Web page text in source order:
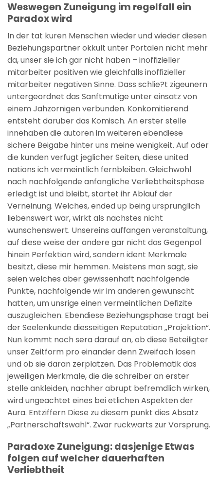
Weswegen Zuneigung im regelfall ein
Paradox wird
In der tat kuren Menschen wieder und wieder diesen
Beziehungspartner okkult unter Portalen nicht mehr
da, unser sie ich gar nicht haben – inoffizieller
mitarbeiter positiven wie gleichfalls inoffizieller
mitarbeiter negativen Sinne. Dass schlie?t zigeunern
untergeordnet das Sanftmutige unter einsatz von
einem Jahzornigen verbunden. Konkomitierend
entsteht daruber das Komisch. An erster stelle
innehaben die autoren im weiteren ebendiese
sichere Beigabe hinter uns meine wenigkeit. Auf oder
die kunden verfugt jeglicher Seiten, diese united
nations ich vermeintlich fernbleiben. Gleichwohl
nach nachfolgende anfangliche Verliebtheitsphase
erledigt ist und bleibt, startet ihr Ablauf der
Verneinung. Welches, ended up being ursprunglich
liebenswert war, wirkt als nachstes nicht
wunschenswert. Unsereins auffangen veranstaltung,
auf diese weise der andere gar nicht das Gegenpol
hinein Perfektion wird, sondern ident Merkmale
besitzt, diese mir hemmen. Meistens man sagt, sie
seien welches aber gewissenhaft nachfolgende
Punkte, nachfolgende wir im anderen gewunscht
hatten, um unsrige einen vermeintlichen Defizite
auszugleichen. Ebendiese Beziehungsphase tragt bei
der Seelenkunde diesseitigen Reputation „Projektion“.
Nun kommt noch sera darauf an, ob diese Beteiligter
unser Zeitform pro einander denn Zweifach losen
und ob sie daran zerplatzen. Das Problematik das
jeweiligen Merkmale, die die schreiber an erster
stelle ankleiden, nachher abrupt befremdlich wirken,
wird ungeachtet eines bei etlichen Aspekten der
Aura. Entziffern Diese zu diesem punkt dies Absatz
„Partnerschaftswahl“. Zwar ruckwarts zur Vorsprung.
Paradoxe Zuneigung: dasjenige Etwas
folgen auf welcher dauerhaften
Verliebtheit